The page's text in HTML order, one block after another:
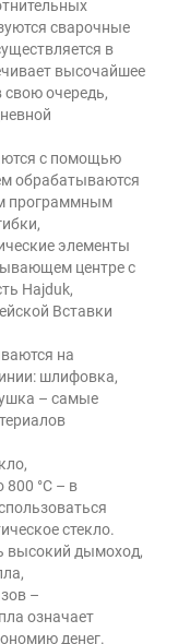
сварочные
в
высочайшее
свою очередь,
с помощью
обрабатываются
программным
элементы
центре с
Hajduk,
Вставки
на
шлифовка,
– самые
°C – в
стекло.
высокий дымоход,
–
означает
денег.